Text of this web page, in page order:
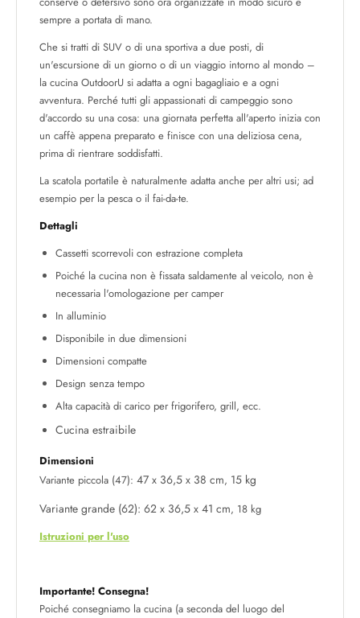
sempre a portata di mano.
Che si tratti di SUV o di una sportiva a due posti, di
un'escursione di un giorno o di un viaggio intorno al mondo –
la cucina OutdoorU si adatta a ogni bagagliaio e a ogni
avventura. Perché tutti gli appassionati di campeggio sono
d'accordo su una cosa: una giornata perfetta all'aperto inizia con
un caffè appena preparato e finisce con una deliziosa cena,
prima di rientrare soddisfatti.
La scatola portatile è naturalmente adatta anche per altri usi; ad
esempio per la pesca o il fai-da-te.
Dettagli
Cassetti scorrevoli con estrazione completa
Poiché la cucina non è fissata saldamente al veicolo, non è
necessaria l'omologazione per camper
In alluminio
Disponibile in due dimensioni
Dimensioni compatte
Design senza tempo
Alta capacità di carico per frigorifero, grill, ecc.
Cucina estraibile
Dimensioni
Variante piccola (47): 47 x 36,5 x 38 cm, 15 kg
Variante grande (62): 62 x 36,5 x 41 cm, 18 kg
Istruzioni per l'uso
Importante! Consegna!
Poiché consegniamo la cucina (a seconda del luogo del